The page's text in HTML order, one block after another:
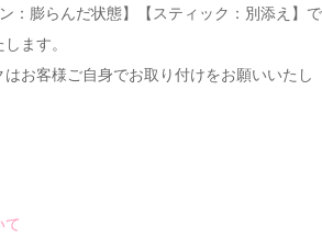
：膨らんだ状態】【スティック：別添え】で
ます。
はお客様ご自身でお取り付けをお願いいたし